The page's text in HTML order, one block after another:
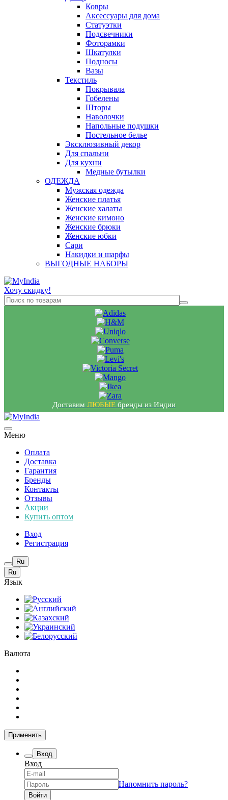
Ковры
Аксессуары для дома
Статуэтки
Подсвечники
Фоторамки
Шкатулки
Подносы
Вазы
Текстиль
Покрывала
Гобелены
Шторы
Наволочки
Напольные подушки
Постельное белье
Эксклюзивный декор
Для спальни
Для кухни
Медные бутылки
ОДЕЖДА
Мужская одежда
Женские платья
Женские халаты
Женские кимоно
Женские брюки
Женские юбки
Сари
Накидки и шарфы
ВЫГОДНЫЕ НАБОРЫ
Хочу скидку!
Доставим ЛЮБЫЕ бренды из Индии
Меню
Оплата
Доставка
Гарантия
Бренды
Контакты
Отзывы
Акции
Купить оптом
Вход
Регистрация
Ru
Ru
Язык
Валюта
Применить
Вход
Вход
Напомнить пароль?